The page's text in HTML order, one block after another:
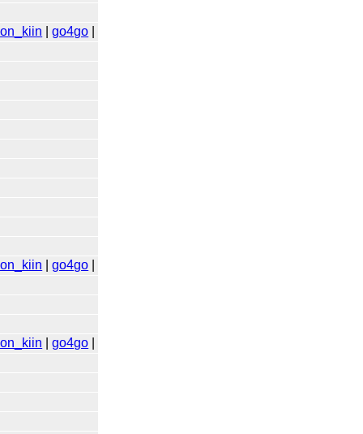
|go4go
|go4go
|go4go